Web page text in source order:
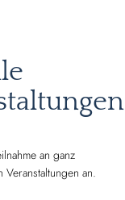
an ganz
an.